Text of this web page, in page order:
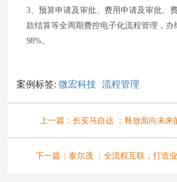
3、预算申请及审批、费用申请及审批、
款结算等全周期费控电子化流程管理，办
98%。
案例标签:微宏科技 流程管理
上一篇： 长安马自达 ：释放面向未来
下一篇： 泰尔茂 ：全流程互联，打造